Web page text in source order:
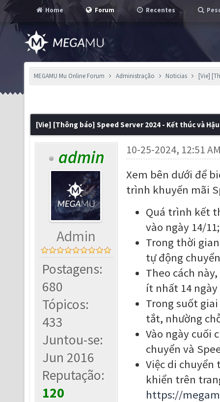
Home Forum Recentes
MEGAMU Mu Online Forum Administração Noticias [Vie]
[Vie] [Thông báo] Speed Server 2024 - Kết thúc và
admin
Admin
Postagens:
680
Tópicos:
433
Juntou-se:
Jun 2016
Reputação:
120
10-25-2024, 12:51
Xem bên dưới để
trình khuyến mãi
Quá trình kết
vào ngày 14/11;
Trong thời
tự động
Theo cách
ít nhất 14
Trong suốt
tắt, nhường
Vào ngày cuối
chuyển và
Việc di chuyển
khiển trên
https://